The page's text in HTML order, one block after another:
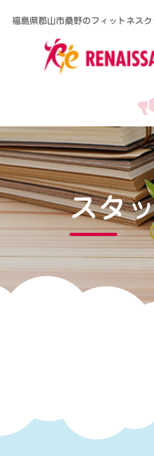
福島県郡山市桑野のフィットネス
スタ